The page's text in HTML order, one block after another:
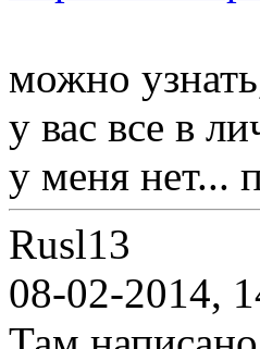
можно
у вас все в
у меня нет...
Rusl13
08-02-2014,